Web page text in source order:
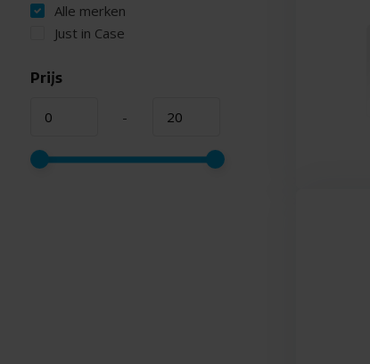
Alle merken
Just in Case
Prijs
-